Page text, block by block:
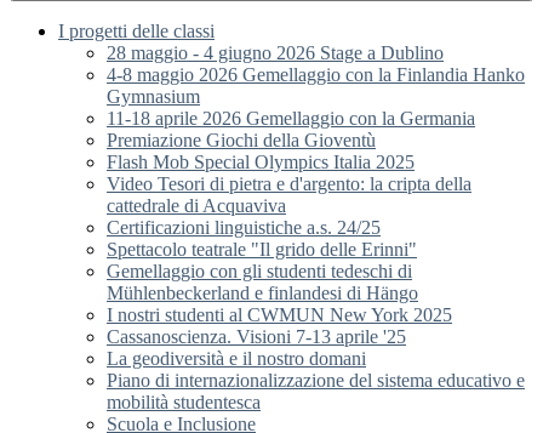
I progetti delle classi
28 maggio - 4 giugno 2026 Stage a Dublino
4-8 maggio 2026 Gemellaggio con la Finlandia Hanko
Gymnasium
11-18 aprile 2026 Gemellaggio con la Germania
Premiazione Giochi della Gioventù
Flash Mob Special Olympics Italia 2025
Video Tesori di pietra e d'argento: la cripta della
cattedrale di Acquaviva
Certificazioni linguistiche a.s. 24/25
Spettacolo teatrale "Il grido delle Erinni"
Gemellaggio con gli studenti tedeschi di
Mühlenbeckerland e finlandesi di Hängo
I nostri studenti al CWMUN New York 2025
Cassanoscienza. Visioni 7-13 aprile '25
La geodiversità e il nostro domani
Piano di internazionalizzazione del sistema educativo e
mobilità studentesca
Scuola e Inclusione